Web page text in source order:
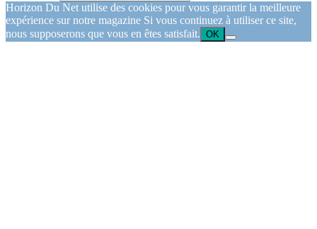
Horizon Du Net utilise des cookies pour vous garantir la meilleure
expérience sur notre magazine Si vous continuez à utiliser ce site,
nous supposerons que vous en êtes satisfait. OK